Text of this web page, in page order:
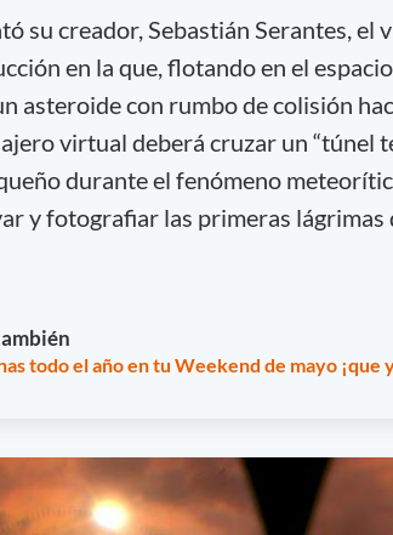
su creador, Sebastián Serantes, el
en la que, flotando en el
asteroide con rumbo de colisión
virtual deberá cruzar un “túnel
durante el fenómeno
y fotografiar las primeras lágrimas
todo el año en tu Weekend de mayo ¡que